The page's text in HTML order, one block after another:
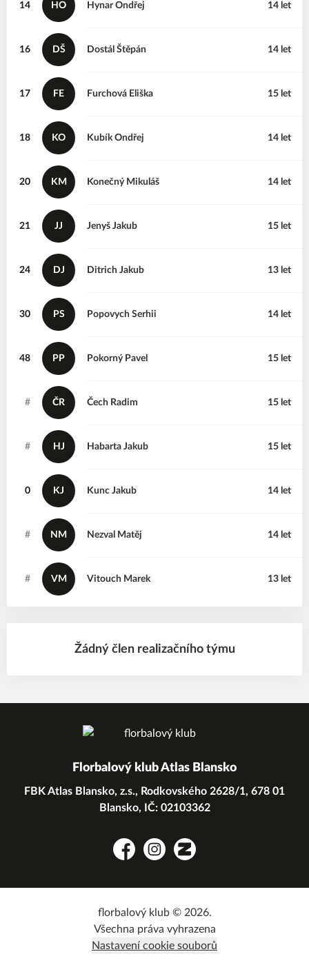
Žádný člen realizačního týmu
14 HO Ondřej
Hynar 14 let
16 DŠ Štěpán
Dostál 14 let
17 FE Eliška
Furchová 15 let
18 KO Ondřej
Kubík 14 let
20 KM Mikuláš
Konečný 14 let
21 JJ Jakub
Jenyš 15 let
24 DJ Jakub
Ditrich 13 let
30 PS Serhii
Popovych 14 let
48 PP Pavel
Pokorný 15 let
# ČR Radim
Čech 15 let
# HJ Jakub
Habarta 15 let
0 KJ Jakub
Kunc 14 let
# NM Matěj
Nezval 14 let
# VM Marek
Vitouch 13 let
Florbalový klub Atlas Blansko
FBK Atlas Blansko, z.s., Rodkovského 2628/1, 678 01
Blansko, IČ: 02103362
FacebookInstagramZonerama
florbalový klub © 2026.
Všechna práva vyhrazena
Nastavení cookie souborů